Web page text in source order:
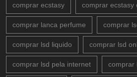
comprar ecstasy comprar ecstasy
comprar lanca perfume comprar
comprar lsd liquido comprar lsd
comprar lsd pela internet comprar